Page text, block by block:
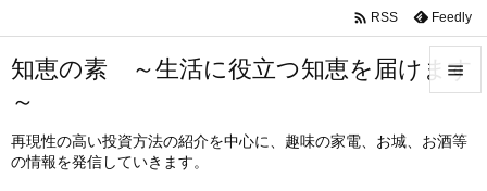
知恵の素 ～生活に役立つ知恵を届けます
～
再現性の高い投資方法の紹介を中心に、趣味の家電、お城、お酒等
の情報を発信していきます。

メニュ
 RSS Feedly